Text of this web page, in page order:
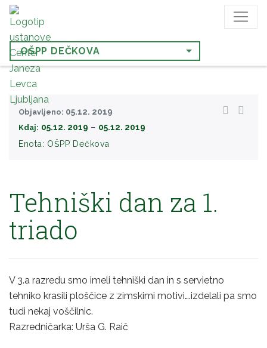
OŠPP DEČKOVA
Objavljeno: 05.12. 2019
Kdaj: 05.12. 2019 − 05.12. 2019
Enota: OŠPP Dečkova
Tehniški dan za 1.
triado
V 3.a razredu smo imeli tehniški dan in s servietno
tehniko krasili ploščice z zimskimi motivi….izdelali pa smo
tudi nekaj voščilnic.
Razredničarka: Urša G. Raič